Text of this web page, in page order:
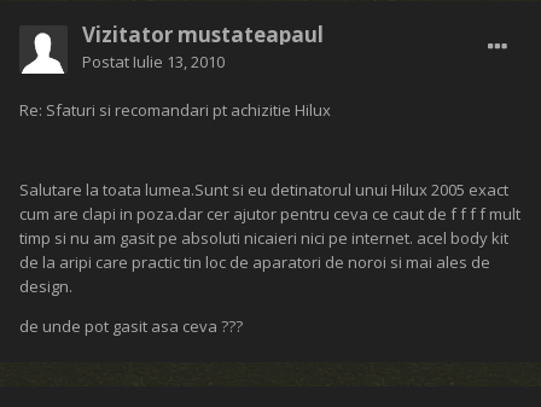
Vizitator mustateapaul
Postat Iulie 13, 2010
Re: Sfaturi si recomandari pt achizitie Hilux
Salutare la toata lumea.Sunt si eu detinatorul unui Hilux 2005 exact
cum are clapi in poza.dar cer ajutor pentru ceva ce caut de f f f f mult
timp si nu am gasit pe absoluti nicaieri nici pe internet. acel body kit
de la aripi care practic tin loc de aparatori de noroi si mai ales de
design.
de unde pot gasit asa ceva ???